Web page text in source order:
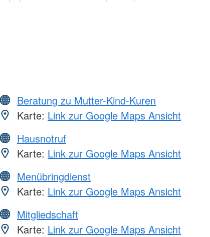
Beratung zu Mutter-Kind-Kuren
Karte: Link zur Google Maps Ansicht
Hausnotruf
Karte: Link zur Google Maps Ansicht
Menübringdienst
Karte: Link zur Google Maps Ansicht
Mitgliedschaft
Karte: Link zur Google Maps Ansicht